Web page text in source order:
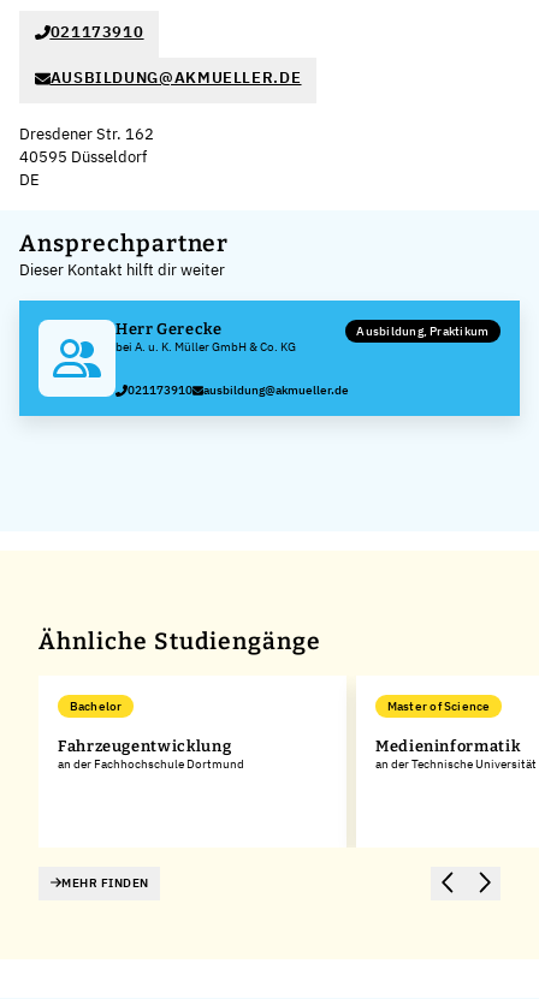
021173910
AUSBILDUNG@AKMUELLER.DE
Dresdener Str. 162
40595 Düsseldorf
DE
+
−
Ansprechpartner
Dieser Kontakt hilft dir weiter
Herr Gerecke
bei A. u. K. Müller GmbH & Co. KG
Ausbildung, Praktikum
021173910 ausbildung@akmueller.de
Ähnliche Studiengänge
Bachelor
Fahrzeugentwicklung
an der Fachhochschule Dortmund
Master of Science
Medieninformatik
an der Technische Universität
MEHR FINDEN